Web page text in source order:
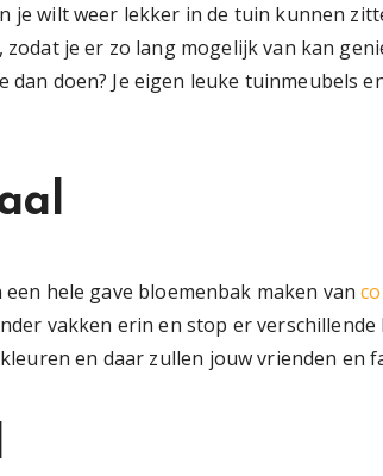
wilt weer lekker in de tuin kunnen
je er zo lang mogelijk van kan
doen? Je eigen leuke tuinmeubels
hele gave bloemenbak maken van
vakken erin en stop er
en daar zullen jouw vrienden en